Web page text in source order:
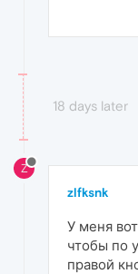
18 days later
Z
zlfksnk
У меня
чтобы по
правой